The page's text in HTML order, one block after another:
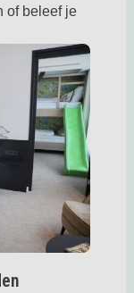
of beleef je